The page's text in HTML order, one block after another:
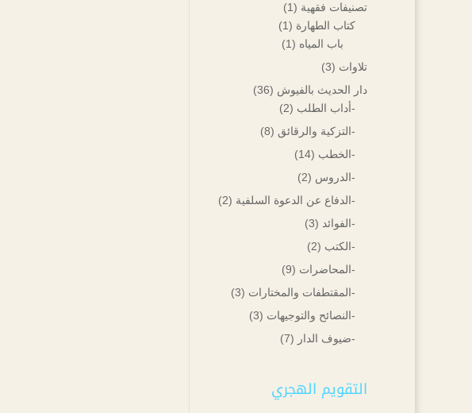
تصنيفات فقهية (1)
كتاب الطهارة (1)
باب المياه (1)
تلاوات (3)
دار الحديث بالفيوش (36)
-أداب الطلب (2)
-التزكية والرقائق (8)
-الخطب (14)
-الدروس (2)
-الدفاع عن الدعوة السلفية (2)
-الفوائد (3)
-الكتب (2)
-المحاضرات (9)
-المقتطفات والمختارات (3)
-النصائح والتوجيهات (3)
-ضيوف الدار (7)
التقويم الهجري